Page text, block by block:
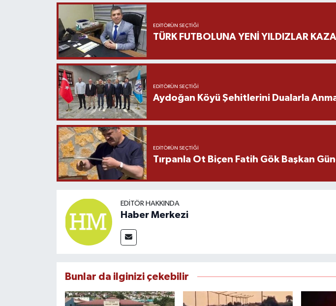
EDITÖRÜN SEÇTIĞI
TÜRK FUTBOLUNA YENİ YILDIZLAR
EDITÖRÜN SEÇTIĞI
Aydoğan Köyü Şehitlerini Dualarla
EDITÖRÜN SEÇTIĞI
Tırpanla Ot Biçen Fatih Gök Başkan
EDITÖR HAKKINDA
Haber Merkezi
Bunlar da ilginizi çekebilir